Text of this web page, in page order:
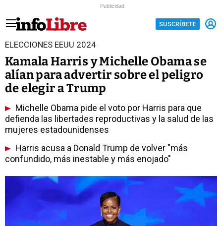
Publicidad
SUSCRÍBETE
ELECCIONES EEUU 2024
Kamala Harris y Michelle Obama se
alían para advertir sobre el peligro
de elegir a Trump
Michelle Obama pide el voto por Harris para que
defienda las libertades reproductivas y la salud de las
mujeres estadounidenses
Harris acusa a Donald Trump de volver "más
confundido, más inestable y más enojado"